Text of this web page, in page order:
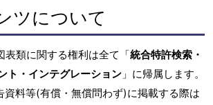
ツについて
表類に関する権利は全て「統合特許検索・
ト・インテグレーション 」に帰属します。
資料等(有償・無償問わず)に掲載する際は